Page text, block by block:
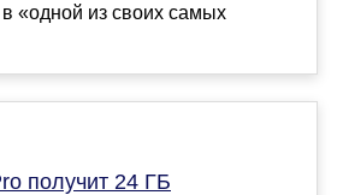
«одной из своих самых
получит 24 ГБ